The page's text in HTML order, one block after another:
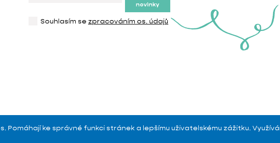
novinky
Souhlasím se zpracováním os. údajů
Pomáhají ke správné funkci stránek a lepšímu uživatelskému zážitku.